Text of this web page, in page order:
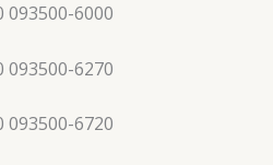
093500-6000
093500-6270
093500-6720